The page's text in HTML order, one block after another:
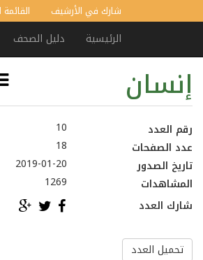
شارك في الأرشيف القائمة
الرئيسية دليل الصحف
إنسان
رقم العدد
10
عدد الصفحات
18
تاريخ الصدور
2019-01-20
المشاهدات
1269
شارك العدد
تحميل العدد